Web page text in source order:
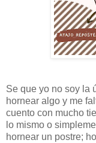
Se que yo no soy la
hornear algo y me
cuento con mucho
lo mismo o
hornear un postre;